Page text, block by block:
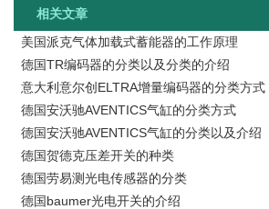
相关文章
美国派克气体加载式蓄能器的工作原理
德国TR编码器的分类以及分类的介绍
意大利意尔创ELTRA增量编码器的分类方式
德国安沃驰AVENTICS气缸的分类方式
德国安沃驰AVENTICS气缸的分类以及介绍
德国贺德克压差开关的种类
德国劳易测光电传感器的分类
德国baumer光电开关的介绍